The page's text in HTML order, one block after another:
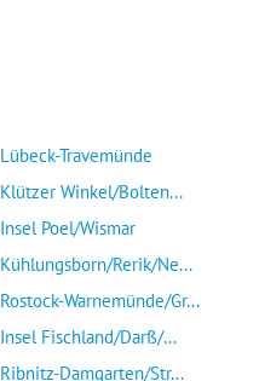
Lübeck-Travemünde
Klützer Winkel/Bolten...
Insel Poel/Wismar
Kühlungsborn/Rerik/Ne...
Rostock-Warnemünde/Gr...
Insel Fischland/Darß/...
Ribnitz-Damgarten/Str...